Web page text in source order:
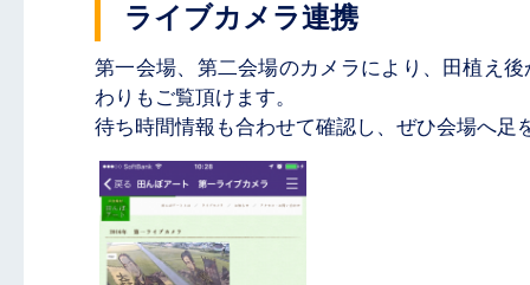
ライブカメラ連携
第一会場、第二会場のカメラにより、田植え
わりもご覧頂けます。
待ち時間情報も合わせて確認し、ぜひ会場へ足